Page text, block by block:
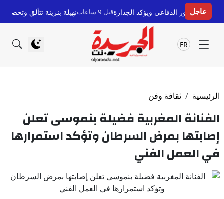
عاجل
الدفاعي ويؤكد الجدارةقبل 9 ساعات نهيلة بنزينة تتألق وتحصد جائزة
FR
الرئيسية ثقافة وفن
الفنانة المغربية فضيلة بنموسى تعلن
إصابتها بمرض السرطان وتؤكد استمرارها
في العمل الفني